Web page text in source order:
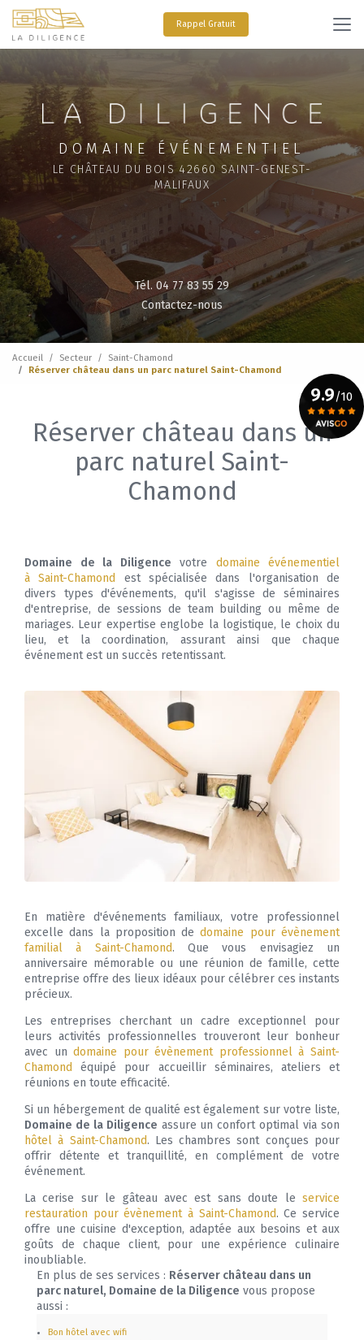
Aller
contenu
Rappel Gratuit
9.9/10
DOMAINE ÉVÉNEMENTIEL
LE CHÂTEAU DU BOIS 42660 SAINT-GENEST-
MALIFAUX
Tél. 04 77 83 55 29
Contactez-nous
Accueil Secteur
Saint-Chamond
Réserver château dans un parc naturel Saint-Chamond
Réserver château dans un
parc naturel Saint-
Chamond
Domaine de la Diligence votre domaine événementiel
à Saint-Chamond
est spécialisée dans l'organisation de
divers types d'événements, qu'il s'agisse de séminaires
d'entreprise, de sessions de team building ou même de
mariages. Leur expertise englobe la logistique, le choix du
lieu, et la coordination, assurant ainsi que chaque
événement est un succès retentissant.
En matière d'événements familiaux, votre professionnel
excelle dans la proposition dedomaine pour évènement
familial à Saint-Chamond. Que vous envisagiez un
anniversaire mémorable ou une réunion de famille, cette
entreprise offre des lieux idéaux pour célébrer ces instants
précieux.
Les entreprises cherchant un cadre exceptionnel pour
leurs activités professionnelles trouveront leur bonheur
avec undomaine pour évènement professionnel à Saint-
Chamond
équipé pour accueillir séminaires, ateliers et
réunions en toute efficacité.
Si un hébergement de qualité est également sur votre liste,
Domaine de la Diligence assure un confort optimal via son
hôtel à Saint-Chamond. Les chambres sont conçues pour
offrir détente et tranquillité, en complément de votre
événement.
La cerise sur le gâteau avec est sans doute le service
restauration pour évènement à Saint-Chamond. Ce service
offre une cuisine d'exception, adaptée aux besoins et aux
goûts de chaque client, pour une expérience culinaire
inoubliable.
En plus de ses services : Réserver château dans un
parc naturel, Domaine de la Diligence vous propose
aussi :
Bon hôtel avec wifi